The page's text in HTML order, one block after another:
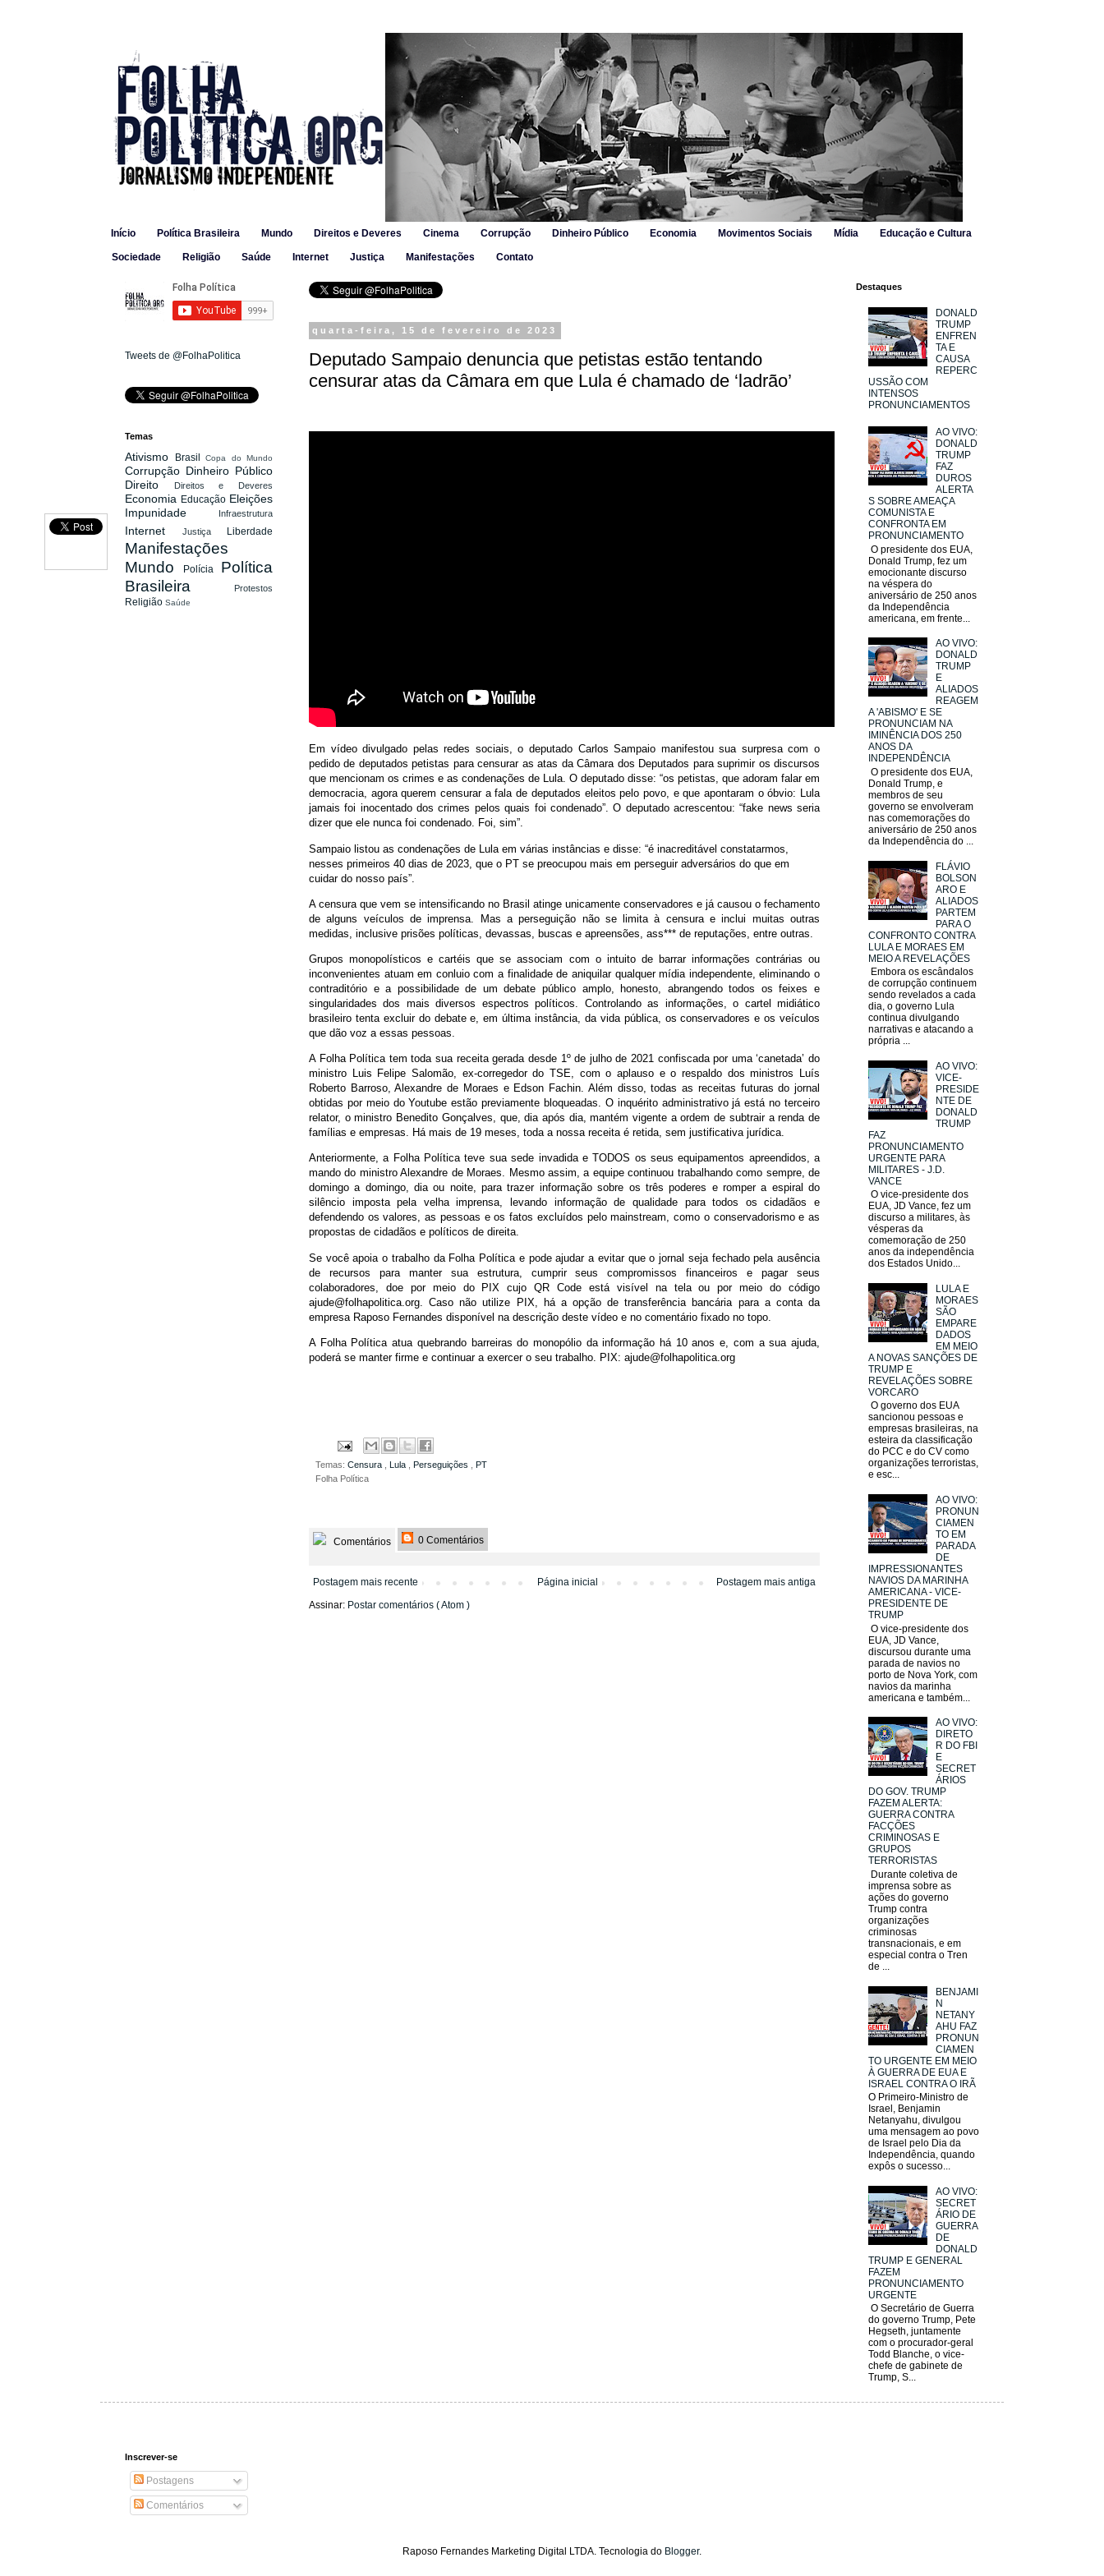
Início Política Brasileira Mundo Direitos e Deveres Cinema Corrupção Dinheiro Público Economia Movimentos Sociais Mídia Educação e Cultura
Sociedade Religião Saúde Internet Justiça Manifestações Contato
quarta-feira, 15 de fevereiro de 2023
Deputado Sampaio denuncia que petistas estão tentando
censurar atas da Câmara em que Lula é chamado de ‘ladrão’
Em vídeo divulgado pelas redes sociais, o deputado Carlos Sampaio manifestou sua surpresa com o
pedido de deputados petistas para censurar as atas da Câmara dos Deputados para suprimir os discursos
que mencionam os crimes e as condenações de Lula. O deputado disse: “os petistas, que adoram falar em
democracia, agora querem censurar a fala de deputados eleitos pelo povo, e que apontaram o óbvio: Lula
jamais foi inocentado dos crimes pelos quais foi condenado”. O deputado acrescentou: “fake news seria
dizer que ele nunca foi condenado. Foi, sim”.
Sampaio listou as condenações de Lula em várias instâncias e disse: “é inacreditável constatarmos,
nesses primeiros 40 dias de 2023, que o PT se preocupou mais em perseguir adversários do que em
cuidar do nosso país”.
A censura que vem se intensificando no Brasil atinge unicamente conservadores e já causou o fechamento
de alguns veículos de imprensa. Mas a perseguição não se limita à censura e inclui muitas outras
medidas, inclusive prisões políticas, devassas, buscas e apreensões, ass*** de reputações, entre outras.
Grupos monopolísticos e cartéis que se associam com o intuito de barrar informações contrárias ou
inconvenientes atuam em conluio com a finalidade de aniquilar qualquer mídia independente, eliminando o
contraditório e a possibilidade de um debate público amplo, honesto, abrangendo todos os feixes e
singularidades dos mais diversos espectros políticos. Controlando as informações, o cartel midiático
brasileiro tenta excluir do debate e, em última instância, da vida pública, os conservadores e os veículos
que dão voz a essas pessoas.
A Folha Política tem toda sua receita gerada desde 1º de julho de 2021 confiscada por uma ‘canetada’ do
ministro Luis Felipe Salomão, ex-corregedor do TSE, com o aplauso e o respaldo dos ministros Luís
Roberto Barroso, Alexandre de Moraes e Edson Fachin. Além disso, todas as receitas futuras do jornal
obtidas por meio do Youtube estão previamente bloqueadas. O inquérito administrativo já está no terceiro
relator, o ministro Benedito Gonçalves, que, dia após dia, mantém vigente a ordem de subtrair a renda de
famílias e empresas. Há mais de 19 meses, toda a nossa receita é retida, sem justificativa jurídica.
Anteriormente, a Folha Política teve sua sede invadida e TODOS os seus equipamentos apreendidos, a
mando do ministro Alexandre de Moraes. Mesmo assim, a equipe continuou trabalhando como sempre, de
domingo a domingo, dia ou noite, para trazer informação sobre os três poderes e romper a espiral do
silêncio imposta pela velha imprensa, levando informação de qualidade para todos os cidadãos e
defendendo os valores, as pessoas e os fatos excluídos pelo mainstream, como o conservadorismo e as
propostas de cidadãos e políticos de direita.
Se você apoia o trabalho da Folha Política e pode ajudar a evitar que o jornal seja fechado pela ausência
de recursos para manter sua estrutura, cumprir seus compromissos financeiros e pagar seus
colaboradores, doe por meio do PIX cujo QR Code está visível na tela ou por meio do código
ajude@folhapolitica.org. Caso não utilize PIX, há a opção de transferência bancária para a conta da
empresa Raposo Fernandes disponível na descrição deste vídeo e no comentário fixado no topo.
A Folha Política atua quebrando barreiras do monopólio da informação há 10 anos e, com a sua ajuda,
poderá se manter firme e continuar a exercer o seu trabalho. PIX: ajude@folhapolitica.org
Temas: Censura Lula Perseguições
PT
Folha Política
Comentários 0 Comentários
Postagem mais recente Postagem mais antiga
Página inicial
Assinar: Postar comentários ( Atom )
Tweets de @FolhaPolitica
Temas
Ativismo Brasil Copa do Mundo
Corrupção Dinheiro Público
Direito
Direitos e Deveres
Economia Educação Eleições
Impunidade
Infraestrutura
Internet Justiça Liberdade
Manifestações
Mundo
Polícia Política
Brasileira
Protestos
Religião Saúde
Destaques
DONALD
TRUMP
ENFREN
TA E
CAUSA
REPERC
USSÃO COM
INTENSOS
PRONUNCIAMENTOS
AO VIVO:
DONALD
TRUMP
FAZ
DUROS
ALERTA
S SOBRE AMEAÇA
COMUNISTA E
CONFRONTA EM
PRONUNCIAMENTO
O presidente dos EUA,
Donald Trump, fez um
emocionante discurso
na véspera do
aniversário de 250 anos
da Independência
americana, em frente...
AO VIVO:
DONALD
TRUMP
E
ALIADOS
REAGEM
A 'ABISMO' E SE
PRONUNCIAM NA
IMINÊNCIA DOS 250
ANOS DA
INDEPENDÊNCIA
O presidente dos EUA,
Donald Trump, e
membros de seu
governo se envolveram
nas comemorações do
aniversário de 250 anos
da Independência do ...
FLÁVIO
BOLSON
ARO E
ALIADOS
PARTEM
PARA O
CONFRONTO CONTRA
LULA E MORAES EM
MEIO A REVELAÇÕES
Embora os escândalos
de corrupção continuem
sendo revelados a cada
dia, o governo Lula
continua divulgando
narrativas e atacando a
própria ...
AO VIVO:
VICE-
PRESIDE
NTE DE
DONALD
TRUMP
FAZ
PRONUNCIAMENTO
URGENTE PARA
MILITARES - J.D.
VANCE
O vice-presidente dos
EUA, JD Vance, fez um
discurso a militares, às
vésperas da
comemoração de 250
anos da independência
dos Estados Unido...
LULA E
MORAES
SÃO
EMPARE
DADOS
EM MEIO
A NOVAS SANÇÕES DE
TRUMP E
REVELAÇÕES SOBRE
VORCARO
O governo dos EUA
sancionou pessoas e
empresas brasileiras, na
esteira da classificação
do PCC e do CV como
organizações terroristas,
e esc...
AO VIVO:
PRONUN
CIAMEN
TO EM
PARADA
DE
IMPRESSIONANTES
NAVIOS DA MARINHA
AMERICANA - VICE-
PRESIDENTE DE
TRUMP
O vice-presidente dos
EUA, JD Vance,
discursou durante uma
parada de navios no
porto de Nova York, com
navios da marinha
americana e também...
AO VIVO:
DIRETO
R DO FBI
E
SECRET
ÁRIOS
DO GOV. TRUMP
FAZEM ALERTA:
GUERRA CONTRA
FACÇÕES
CRIMINOSAS E
GRUPOS
TERRORISTAS
Durante coletiva de
imprensa sobre as
ações do governo
Trump contra
organizações
criminosas
transnacionais, e em
especial contra o Tren
de ...
BENJAMI
N
NETANY
AHU FAZ
PRONUN
CIAMEN
TO URGENTE EM MEIO
À GUERRA DE EUA E
ISRAEL CONTRA O IRÃ
O Primeiro-Ministro de
Israel, Benjamin
Netanyahu, divulgou
uma mensagem ao povo
de Israel pelo Dia da
Independência, quando
expôs o sucesso...
AO VIVO:
SECRET
ÁRIO DE
GUERRA
DE
DONALD
TRUMP E GENERAL
FAZEM
PRONUNCIAMENTO
URGENTE
O Secretário de Guerra
do governo Trump, Pete
Hegseth, juntamente
com o procurador-geral
Todd Blanche, o vice-
chefe de gabinete de
Trump, S...
Inscrever-se
Postagens
Comentários
Raposo Fernandes Marketing Digital LTDA. Tecnologia do Blogger.